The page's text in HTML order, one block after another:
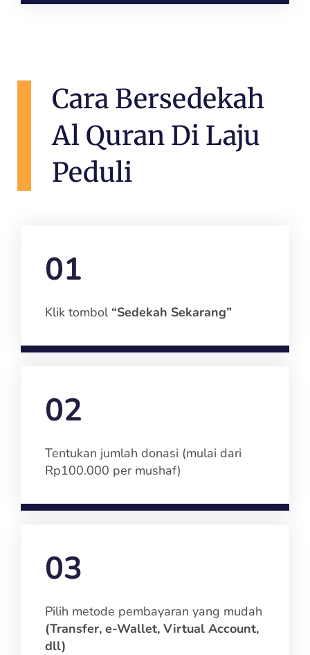
Cara Bersedekah
Al Quran Di Laju
Peduli
01
Klik tombol “Sedekah Sekarang”
02
Tentukan jumlah donasi (mulai dari
Rp100.000 per mushaf)
03
Pilih metode pembayaran yang mudah
(Transfer, e-Wallet, Virtual Account,
dll)